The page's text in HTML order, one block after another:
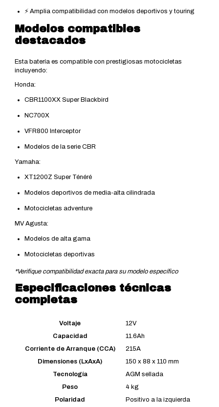
⚡ Amplia compatibilidad con modelos deportivos y touring
Modelos compatibles
destacados
Esta batería es compatible con prestigiosas motocicletas
incluyendo:
Honda:
CBR1100XX Super Blackbird
NC700X
VFR800 Interceptor
Modelos de la serie CBR
Yamaha:
XT1200Z Super Ténéré
Modelos deportivos de media-alta cilindrada
Motocicletas adventure
MV Agusta:
Modelos de alta gama
Motocicletas deportivas
*Verifique compatibilidad exacta para su modelo específico
Especificaciones técnicas
completas
Voltaje
12V
Capacidad
11.6Ah
Corriente de Arranque (CCA)
215A
Dimensiones (LxAxA)
150 x 88 x 110 mm
Tecnología
AGM sellada
Peso
4 kg
Polaridad
Positivo a la izquierda